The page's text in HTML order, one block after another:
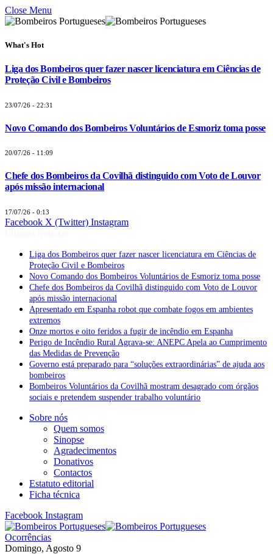
Close Menu
What's Hot
Liga dos Bombeiros quer fazer nascer licenciatura em Ciências de
Proteção Civil e Bombeiros
23/07/26 - 22:31
Novo Comando dos Bombeiros Voluntários de Esmoriz toma posse
20/07/26 - 11:09
Chefe dos Bombeiros da Covilhã distinguido com Voto de Louvor
após missão internacional
17/07/26 - 0:13
Facebook X (Twitter) Instagram
Liga dos Bombeiros quer fazer nascer licenciatura em Ciências de
Proteção Civil e Bombeiros
Novo Comando dos Bombeiros Voluntários de Esmoriz toma posse
Chefe dos Bombeiros da Covilhã distinguido com Voto de Louvor
após missão internacional
Apresentado em Espanha robot que combate fogos em ambientes
extremos
Onze mortos e oito feridos a fugir de incêndio em Espanha
Perigo de Incêndio Rural Agrava-se: ANEPC Apela ao Cumprimento
das Medidas de Prevenção
Governo está preparado para “soluções extraordinárias” de ajuda aos
bombeiros
Bombeiros Voluntários da Covilhã mostram desagrado com órgãos
sociais e pretendem suspender trabalho voluntário
Sobre nós
Quem somos
Sinopse
Agradecimentos
Donativos
Contactos
Estatuto editorial
Ficha técnica
Facebook Instagram
Ocorrências
Domingo, Agosto 9